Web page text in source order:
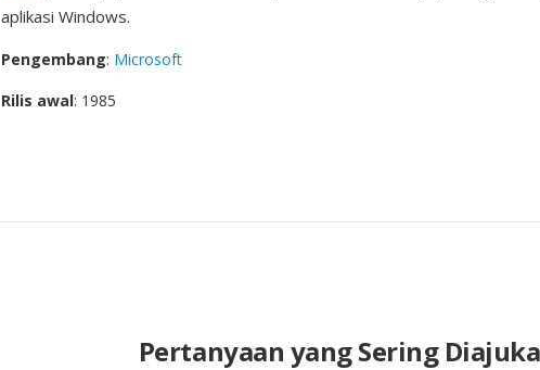
aplikasi Windows.
Pengembang: Microsoft
Rilis awal: 1985
Pertanyaan yang Sering